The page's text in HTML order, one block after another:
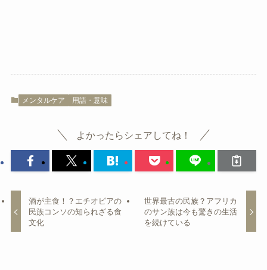
メンタルケア 用語・意味
よかったらシェアしてね！
酒が主食！？エチオピアの
民族コンソの知られざる食
文化
世界最古の民族？アフリカ
のサン族は今も驚きの生活
を続けている